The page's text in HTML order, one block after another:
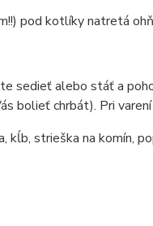
pod kotlíky natretá
sedieť alebo stáť a
bolieť chrbát). Pri
kĺb, strieška na komín,